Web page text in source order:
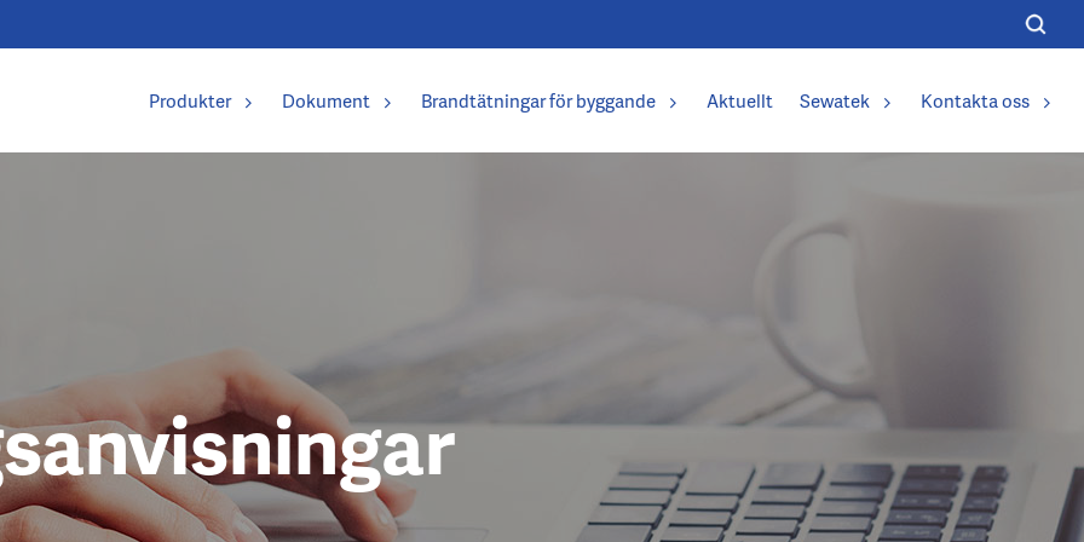
Produkter Dokument Brandtätningar för byggande
Viktiga begrepp inom passivt brandskydd
Fördelar med Sewatek-genomföringar
Aktuellt Sewatek Kontakta oss